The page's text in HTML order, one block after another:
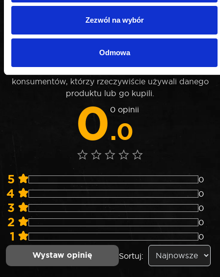
Zezwól na wybór
Odmowa
OPINIE
Nie weryfikujemy opinii czy pochodzą od
konsumentów, którzy rzeczywiście używali danego
produktu lub go kupili.
0.0
0 opinii
5 0
4 0
3 0
2 0
1 0
Wystaw opinię Sortuj: